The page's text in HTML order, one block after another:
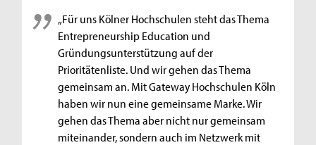
„Für uns Kölner Hochschulen steht das Thema
Entrepreneurship Education und
Gründungsunterstützung auf der
Prioritätenliste. Und wir gehen das Thema
gemeinsam an. Mit Gateway Hochschulen Köln
haben wir nun eine gemeinsame Marke. Wir
gehen das Thema aber nicht nur gemeinsam
miteinander, sondern auch im Netzwerk mit